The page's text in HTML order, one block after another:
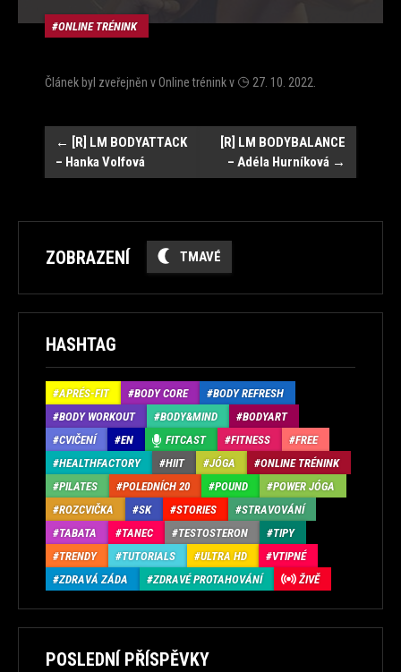
ONLINE TRÉNINK
Článek byl zveřejněn vOnline tréninkv 27. 10. 2022
Navigace
← [R] LM BODYATTACK
– Hanka Volfová
[R] LM BODYBALANCE
– Adéla Hurníková →
ZOBRAZENÍ TMAVÉ
HASHTAG
APRÉS-FIT BODY CORE
BODY REFRESH
BODY WORKOUT
BODY&MIND
BODYART
CVIČENÍ
EN FITCAST FITNESS
FREE
HEALTHFACTORY
HIIT JÓGA
ONLINE TRÉNINK
PILATES
POLEDNÍCH 20 POUND
POWER JÓGA
ROZCVIČKA
SK STORIES
STRAVOVÁNÍ
TABATA
TANEC TESTOSTERON
TIPY
TRENDY
TUTORIALS ULTRA HD
VTIPNÉ
ZDRAVÁ ZÁDA
ZDRAVÉ PROTAHOVÁNÍ ŽIVĚ
POSLEDNÍ PŘÍSPĚVKY